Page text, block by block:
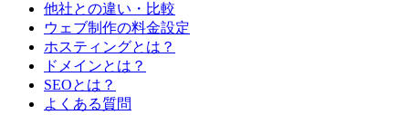
他社との違い・比較
ウェブ制作の料金設定
ホスティングとは？
ドメインとは？
SEOとは？
よくある質問